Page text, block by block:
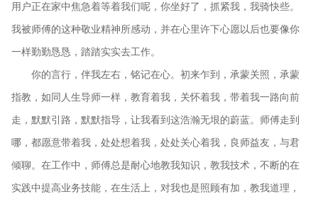
用户正在家中焦急着等着我们呢，你坐好了，抓紧我，我骑快些。
我被师傅的这种敬业精神所感动，并在心里许下心愿以后也要像你
一样勤勤恳恳，踏踏实实去工作。
你的言行，伴我左右，铭记在心。初来乍到，承蒙关照，承蒙
指教，如同人生导师一样，教育着我，关怀着我，带着我一路向前
走，默默引路，默默指导，让我看到这浩瀚无垠的蔚蓝。师傅走到
哪，都愿意带着我，处处想着我，处处关心着我，良师益友，与君
倾聊。在工作中，师傅总是耐心地教我知识，教我技术，不断的在
实践中提高业务技能，在生活上，对我也是照顾有加，教我道理，